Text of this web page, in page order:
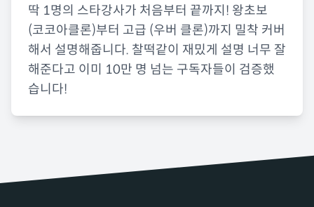
딱 1명의 스타강사가 처음부터 끝까지! 왕초보
(코코아클론)부터 고급 (우버 클론)까지 밀착 커버
해서 설명해줍니다. 찰떡같이 재밌게 설명 너무 잘
해준다고 이미 10만 명 넘는 구독자들이 검증했
습니다!